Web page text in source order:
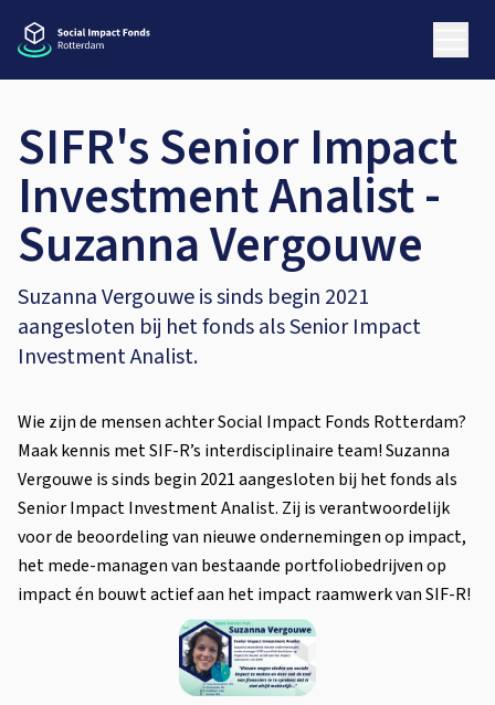
SIFR's Senior Impact
Investment Analist -
Suzanna Vergouwe
Suzanna Vergouwe is sinds begin 2021
aangesloten bij het fonds als Senior Impact
Investment Analist.
Wie zijn de mensen achter Social Impact Fonds Rotterdam?
Maak kennis met SIF-R’s interdisciplinaire team! Suzanna
Vergouwe is sinds begin 2021 aangesloten bij het fonds als
Senior Impact Investment Analist. Zij is verantwoordelijk
voor de beoordeling van nieuwe ondernemingen op impact,
het mede-managen van bestaande portfoliobedrijven op
impact én bouwt actief aan het impact raamwerk van SIF-R!